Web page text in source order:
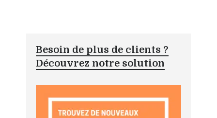
Besoin de plus de clients ?
Découvrez notre solution